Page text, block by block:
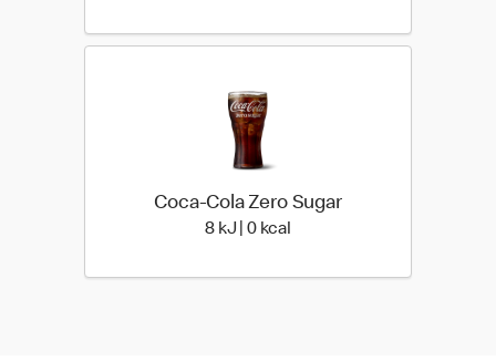
Coca-Cola Zero Sugar
8 kJ | 0 kcal